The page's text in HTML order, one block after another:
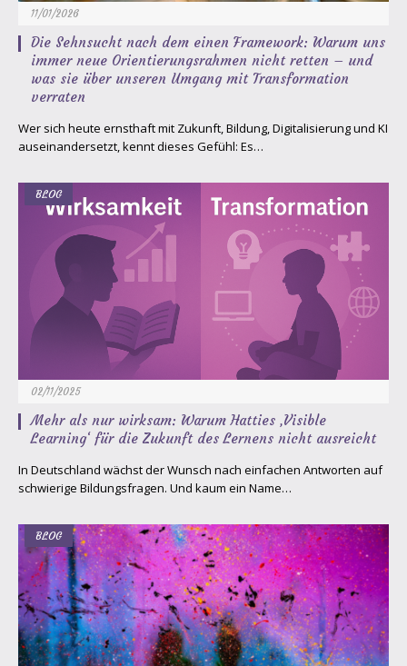
11/01/2026
Die Sehnsucht nach dem einen Framework: Warum uns
immer neue Orientierungsrahmen nicht retten – und
was sie über unseren Umgang mit Transformation
verraten
Wer sich heute ernsthaft mit Zukunft, Bildung, Digitalisierung und KI
auseinandersetzt, kennt dieses Gefühl: Es…
BLOG
02/11/2025
Mehr als nur wirksam: Warum Hatties ‚Visible
Learning‘ für die Zukunft des Lernens nicht ausreicht
In Deutschland wächst der Wunsch nach einfachen Antworten auf
schwierige Bildungsfragen. Und kaum ein Name…
BLOG